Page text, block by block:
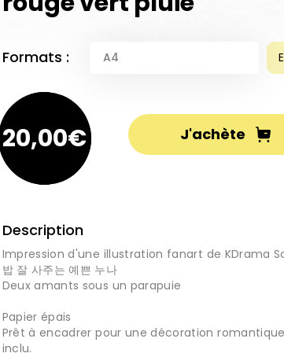
Formats :
20,00€
quantité de Impression Carte postale ou petit poster illustration
J'achète
15 €
Description
Impression d'une illustration fanart de KDrama
밥 잘 사주는 예쁜 누나
Deux amants sous un parapuie
Papier épais
Prêt à encadrer pour une décoration
inclu.